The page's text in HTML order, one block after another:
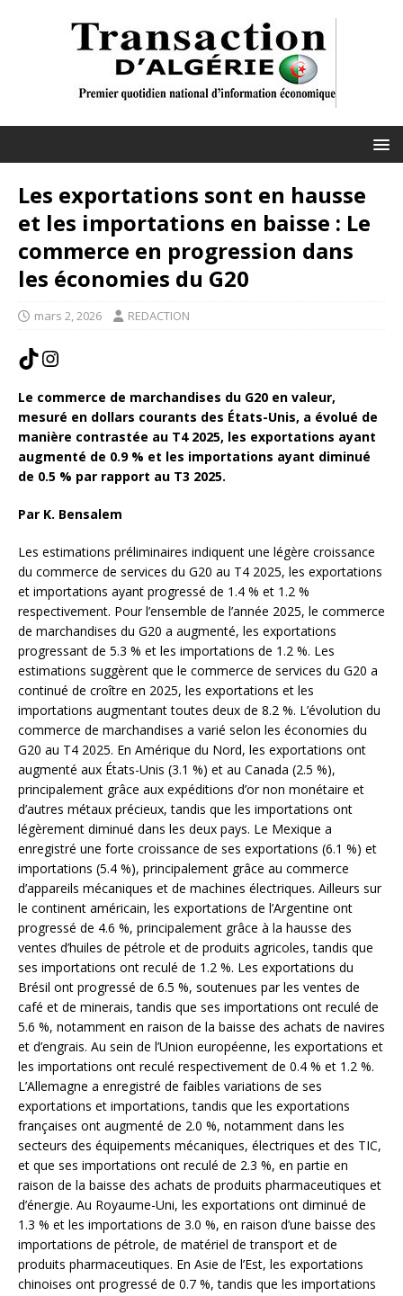
Les exportations sont en hausse
et les importations en baisse : Le
commerce en progression dans
les économies du G20
mars 2, 2026 REDACTION
Le commerce de marchandises du G20 en valeur,
mesuré en dollars courants des États-Unis, a évolué de
manière contrastée au T4 2025, les exportations ayant
augmenté de 0.9 % et les importations ayant diminué
de 0.5 % par rapport au T3 2025.
Par K. Bensalem
Les estimations préliminaires indiquent une légère croissance
du commerce de services du G20 au T4 2025, les exportations
et importations ayant progressé de 1.4 % et 1.2 %
respectivement. Pour l’ensemble de l’année 2025, le commerce
de marchandises du G20 a augmenté, les exportations
progressant de 5.3 % et les importations de 1.2 %. Les
estimations suggèrent que le commerce de services du G20 a
continué de croître en 2025, les exportations et les
importations augmentant toutes deux de 8.2 %. L’évolution du
commerce de marchandises a varié selon les économies du
G20 au T4 2025. En Amérique du Nord, les exportations ont
augmenté aux États-Unis (3.1 %) et au Canada (2.5 %),
principalement grâce aux expéditions d’or non monétaire et
d’autres métaux précieux, tandis que les importations ont
légèrement diminué dans les deux pays. Le Mexique a
enregistré une forte croissance de ses exportations (6.1 %) et
importations (5.4 %), principalement grâce au commerce
d’appareils mécaniques et de machines électriques. Ailleurs sur
le continent américain, les exportations de l’Argentine ont
progressé de 4.6 %, principalement grâce à la hausse des
ventes d’huiles de pétrole et de produits agricoles, tandis que
ses importations ont reculé de 1.2 %. Les exportations du
Brésil ont progressé de 6.5 %, soutenues par les ventes de
café et de minerais, tandis que ses importations ont reculé de
5.6 %, notamment en raison de la baisse des achats de navires
et d’engrais. Au sein de l’Union européenne, les exportations et
les importations ont reculé respectivement de 0.4 % et 1.2 %.
L’Allemagne a enregistré de faibles variations de ses
exportations et importations, tandis que les exportations
françaises ont augmenté de 2.0 %, notamment dans les
secteurs des équipements mécaniques, électriques et des TIC,
et que ses importations ont reculé de 2.3 %, en partie en
raison de la baisse des achats de produits pharmaceutiques et
d’énergie. Au Royaume-Uni, les exportations ont diminué de
1.3 % et les importations de 3.0 %, en raison d’une baisse des
importations de pétrole, de matériel de transport et de
produits pharmaceutiques. En Asie de l’Est, les exportations
chinoises ont progressé de 0.7 %, tandis que les importations